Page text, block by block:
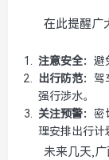
在此提醒广
注意安全： 避
出行防范： 驾
强行涉水。
关注预警： 密
理安排出行计
未来几天,广